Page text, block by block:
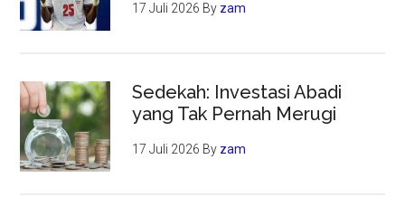
17 Juli 2026 By zam
Sedekah: Investasi Abadi
yang Tak Pernah Merugi
17 Juli 2026 By zam